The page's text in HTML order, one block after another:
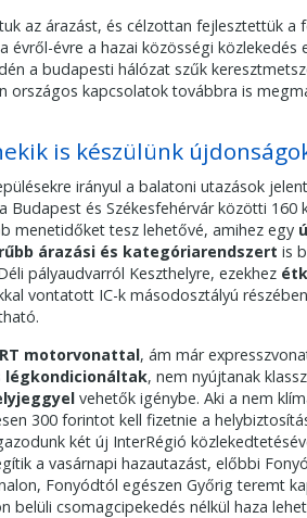
az árazást, és célzottan fejlesztettük a
évről-évre a hazai közösségi közlekedés
a budapesti hálózat szűk
országos kapcsolatok továbbra is
is készülünk
irányul a balatoni utazások
és Székesfehérvár közötti 160
menetidőket tesz lehetővé, amihez egy
árazási és kategóriarendszert is
pályaudvarról Keszthelyre, ezekhez
vontatott IC-k másodosztályú
motorvonattal, ám már
légkondicionáltak, nem nyújtanak
vehetők igénybe. Aki a nem
300 forintot kell fizetnie a
két új InterRégió
a vasárnapi hazautazást, előbbi
Fonyódtól egészen Győrig teremt
belüli csomagcipekedés nélkül haza